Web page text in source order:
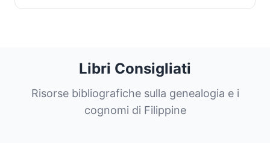
Libri Consigliati
Risorse bibliografiche sulla genealogia e i
cognomi di Filippine